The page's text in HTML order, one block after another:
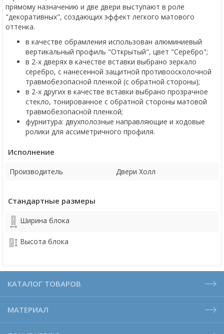
прямому назначению и две двери выступают в роле
"декоративных", создающих эффект легкого матового
оттенка.
в качестве обрамления использован алюминиевый
вертикальный профиль "Открытый", цвет "Серебро";
в 2-х дверях в качестве вставки выбрано зеркало
серебро, с нанесенной защитной противоосколочной
травмобезопасной пленкой (с обратной стороны);
в 2-х других в качестве вставки выбрано прозрачное
стекло, тонированное с обратной стороны матовой
травмобезопасной пленкой;
фурнитура: двухполозные направляющие и ходовые
ролики для ассиметричного профиля.
Исполнение
Производитель Двери Холл
Стандартные размеры
Ширина блока
Высота блока
КАТАЛОГ ТОВАРОВ
МАТЕРИАЛ